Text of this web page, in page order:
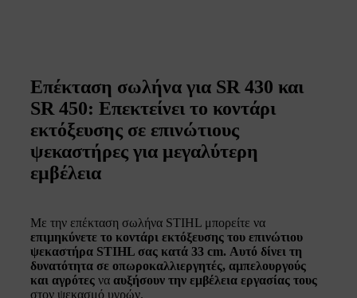
Επέκταση σωλήνα για SR 430 και
SR 450: Επεκτείνει το κοντάρι
εκτόξευσης σε επινώτιους
ψεκαστήρες για μεγαλύτερη
εμβέλεια
Με την επέκταση σωλήνα STIHL μπορείτε να
επιμηκύνετε το κοντάρι εκτόξευσης του επινώτιου
ψεκαστήρα STIHL σας κατά 33 cm. Αυτό δίνει τη
δυνατότητα σε οπωροκαλλιεργητές, αμπελουργούς
και αγρότες να αυξήσουν την εμβέλεια εργασίας τους
στον ψεκασμό υγρών.